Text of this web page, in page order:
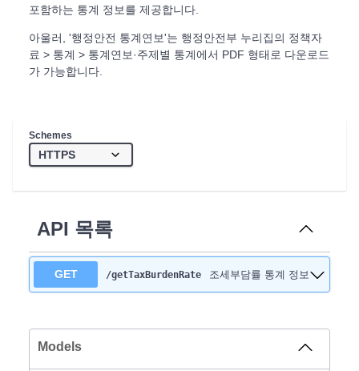
포함하는 통계 정보를 제공합니다.
아울러, '행정안전 통계연보'는 행정안전부 누리집의 정책자
료 > 통계 > 통계연보·주제별 통계에서 PDF 형태로 다운로드
가 가능합니다.
Schemes
API 목록
GET /getTaxBurdenRate 조세부담률 통계 정보
Models